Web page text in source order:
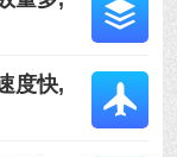
度快,